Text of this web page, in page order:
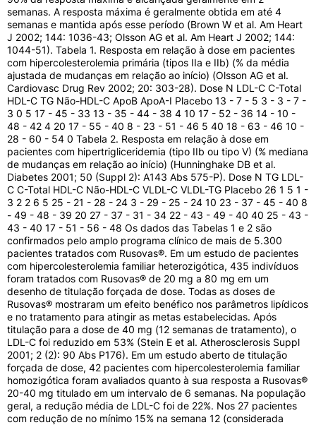
ou sem alimentos. O comprimido deve ser deglutido
inteiro, com água, e não deve ser partido, mastigado ou
aberto sob risco de alteração do efeito farmacológico.
A dose habitual de manutenção varia conforme a
recomendação médica específica para cada paciente.
Em caso de esquecimento de uma dose, tome-a assim
que lembrar, desde que falte mais de 12 horas para a
próxima tomada programada. Se faltar menos tempo,
pule a dose esquecida e siga o esquema normal.
Efeitos Colaterais e Precauções
Os efeitos colaterais comuns de Rusovas 20mg incluem
dor de cabeça, dores musculares (mialgia), prisão de
ventre, tonturas, náuseas e sensação generalizada de
fraqueza no início do tratamento.
Este medicamento é contraindicado para pacientes com
hipersensibilidade à rosuvastatina, portadores de
doença ativa no fígado ou com insuficiência
renal/hepática grave. Gestantes, mulheres que
pretendem engravidar e lactantes não devem fazer uso
do produto.
Recomendações e cuidados especiais durante o uso do
medicamento:
Consulte seu médico imediatamente se sentir dores
musculares inexplicáveis ou fraqueza muscular,
principalmente se associadas a febre ou mal-estar;
Evite o consumo excessivo ou regular de álcool
semanas. A resposta máxima é geralmente obtida em até 4
semanas e mantida após esse período (Brown W et al. Am Heart
J 2002; 144: 1036-43; Olsson AG et al. Am Heart J 2002; 144:
1044-51). Tabela 1. Resposta em relação à dose em pacientes
com hipercolesterolemia primária (tipos IIa e IIb) (% da média
ajustada de mudanças em relação ao início) (Olsson AG et al.
Cardiovasc Drug Rev 2002; 20: 303-28). Dose N LDL-C C-Total
HDL-C TG Não-HDL-C ApoB ApoA-I Placebo 13 - 7 - 5 3 - 3 - 7 -
3 0 5 17 - 45 - 33 13 - 35 - 44 - 38 4 10 17 - 52 - 36 14 - 10 -
48 - 42 4 20 17 - 55 - 40 8 - 23 - 51 - 46 5 40 18 - 63 - 46 10 -
28 - 60 - 54 0 Tabela 2. Resposta em relação à dose em
pacientes com hipertrigliceridemia (tipo IIb ou tipo V) (% mediana
de mudanças em relação ao início) (Hunninghake DB et al.
Diabetes 2001; 50 (Suppl 2): A143 Abs 575-P). Dose N TG LDL-
C C-Total HDL-C Não-HDL-C VLDL-C VLDL-TG Placebo 26 1 5 1 -
3 2 2 6 5 25 - 21 - 28 - 24 3 - 29 - 25 - 24 10 23 - 37 - 45 - 40 8
- 49 - 48 - 39 20 27 - 37 - 31 - 34 22 - 43 - 49 - 40 40 25 - 43 -
43 - 40 17 - 51 - 56 - 48 Os dados das Tabelas 1 e 2 são
confirmados pelo amplo programa clínico de mais de 5.300
pacientes tratados com Rusovas®. Em um estudo de pacientes
com hipercolesterolemia familiar heterozigótica, 435 indivíduos
foram tratados com Rusovas® de 20 mg a 80 mg em um
desenho de titulação forçada de dose. Todas as doses de
Rusovas® mostraram um efeito benéfico nos parâmetros lipídicos
e no tratamento para atingir as metas estabelecidas. Após
titulação para a dose de 40 mg (12 semanas de tratamento), o
LDL-C foi reduzido em 53% (Stein E et al. Atherosclerosis Suppl
2001; 2 (2): 90 Abs P176). Em um estudo aberto de titulação
forçada de dose, 42 pacientes com hipercolesterolemia familiar
homozigótica foram avaliados quanto à sua resposta a Rusovas®
20-40 mg titulado em um intervalo de 6 semanas. Na população
geral, a redução média de LDL-C foi de 22%. Nos 27 pacientes
com redução de no mínimo 15% na semana 12 (considerada